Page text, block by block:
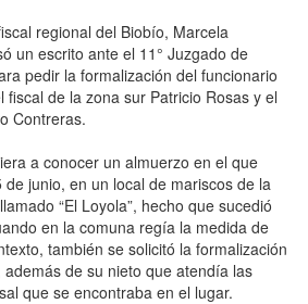
regional del Biobío, Marcela
un escrito ante el 11° Juzgado de
pedir la formalización del funcionario
fiscal de la zona sur Patricio Rosas y el
Contreras.
a conocer un almuerzo en el que
junio, en un local de mariscos de la
“El Loyola”, hecho que sucedió
en la comuna regía la medida de
también se solicitó la formalización
de su nieto que atendía las
que se encontraba en el lugar.